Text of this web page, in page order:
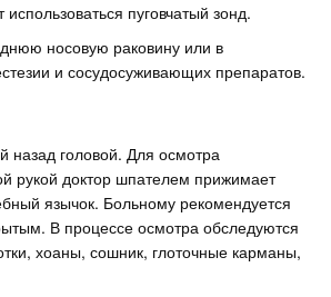
пуговчатый зонд.
носовую раковину или в
и сосудосуживающих препаратов.
назад головой. Для осмотра
рукой доктор шпателем прижимает
язычок. Больному рекомендуется
В процессе осмотра обследуются
хоаны, сошник, глоточные карманы,